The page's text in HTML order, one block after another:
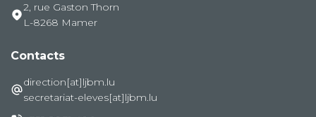
2, rue Gaston Thorn
L-8268 Mamer
Contacts
direction[at]ljbm.lu
secretariat-eleves[at]ljbm.lu